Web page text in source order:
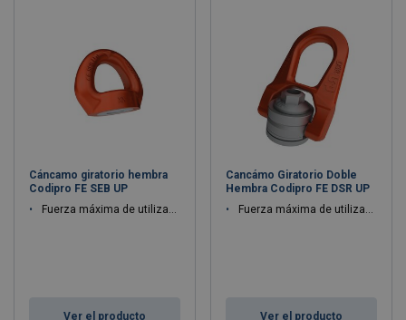
Cáncamo giratorio hembra
Codipro FE SEB UP
Fuerza máxima de utilización WLL: 0.4 - 9 ton
Ver el producto
Cancámo Giratorio Doble
Hembra Codipro FE DSR UP
Fuerza máxima de utilización WLL: 0.4 - 3.5 ton
Ver el producto